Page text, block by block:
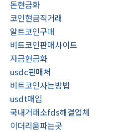
돈현금화
코인현금직거래
알트코인구매
비트코인판매사이트
자금현금화
usdc판매처
비트코인사는방법
usdt매입
국내거래소fds해결업체
이더리움파는곳